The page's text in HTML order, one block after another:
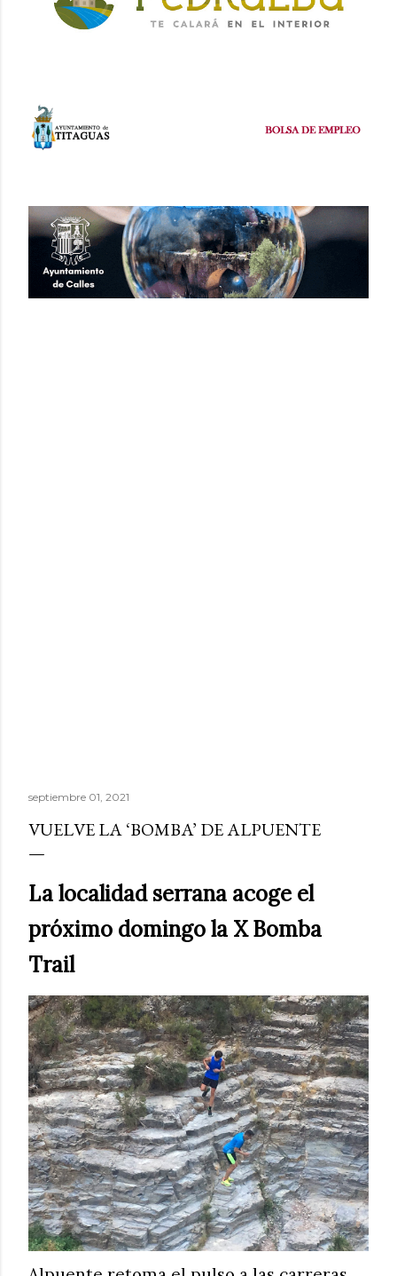
septiembre 01, 2021
VUELVE LA ‘BOMBA’ DE ALPUENTE
La localidad serrana acoge el
próximo domingo la X Bomba
Trail